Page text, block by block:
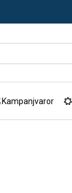
Kampanjvaror